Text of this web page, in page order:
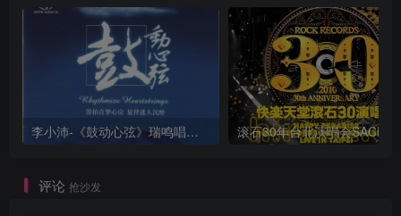
李小沛-《鼓动心弦》瑞鸣唱片 DSD DFF
评论 抢沙发